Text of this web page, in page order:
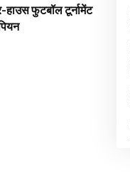
फुटबॉल टूर्नामेंट